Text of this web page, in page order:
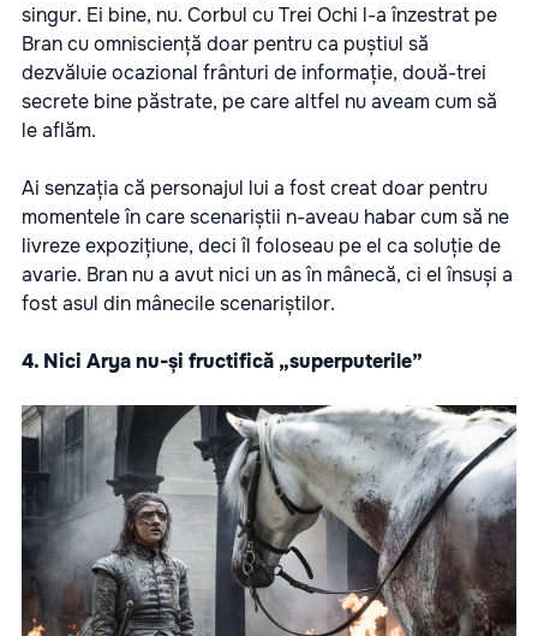
singur. Ei bine, nu. Corbul cu Trei Ochi l-a înzestrat pe
Bran cu omnisciență doar pentru ca puștiul să
dezvăluie ocazional frânturi de informație, două-trei
secrete bine păstrate, pe care altfel nu aveam cum să
le aflăm.
Ai senzația că personajul lui a fost creat doar pentru
momentele în care scenariștii n-aveau habar cum să ne
livreze expozițiune, deci îl foloseau pe el ca soluție de
avarie. Bran nu a avut nici un as în mânecă, ci el însuși a
fost asul din mânecile scenariștilor.
4. Nici Arya nu-și fructifică „superputerile”